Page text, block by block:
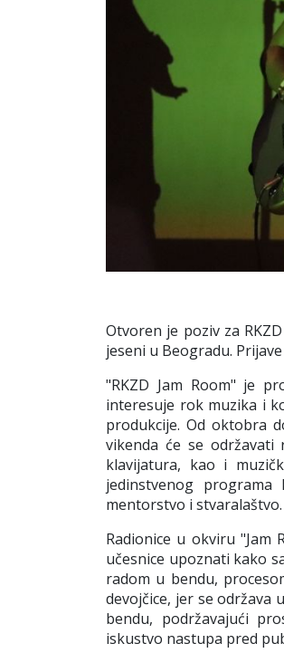
Otvoren je poziv za
jeseni u Beogradu.
"RKZD Jam Room" je
interesuje rok muzika i
produkcije.Od oktobra
vikenda će se održavati
klavijatura, kao i
jedinstvenog
mentorstvo i stvaralaštvo.
Radionice u okviru "Jam
učesnice upoznati kako
radom u bendu,
devojčice, jer se održava
bendu, podržavajući
iskustvo nastupa pred